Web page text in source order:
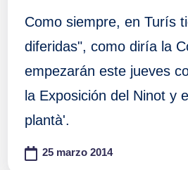
Como siempre, en Turís
diferidas", como diría la
empezarán este jueves
la Exposición del Ninot y
plantà'.
25 marzo 2014